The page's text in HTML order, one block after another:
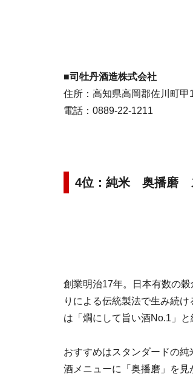
■司牡丹酒造株式会社
住所：高知県高岡郡佐川町甲
電話：0889-22-1211
4位：純米 奥播磨
創業明治17年。日本有数の
りによる伝統製法で生み続
は「燗にして旨い酒No.1」
おすすめはスタンダードの純
酒メニューに「奥播磨」を見